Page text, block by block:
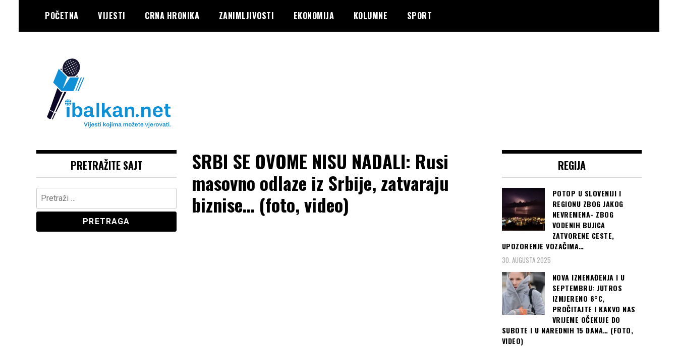
content
POČETNA VIJESTI CRNA HRONIKA ZANIMLJIVOSTI EKONOMIJA KOLUMNE SPORT
IBALKAN
SRBI SE OVOME NISU NADALI: Rusi
masovno odlaze iz Srbije, zatvaraju
biznise… (foto, video)
PRETRAŽITE SAJT
Pretraga:
REGIJA
POTOP U SLOVENIJI I
REGIONU ZBOG JAKOG
NEVREMENA- ZBOG
VODENIH BUJICA
ZATVORENE CESTE,
UPOZORENJE VOZAČIMA…
30. AUGUSTA 2025
NOVA IZNENAĐENJA I U
SEPTEMBRU: JUTROS
IZMJERENO 6°C,
PROČITAJTE I KAKVO NAS
VRIJEME OČEKUJE DO
SUBOTE I U NAREDNIH 15 DANA… (FOTO,
VIDEO)